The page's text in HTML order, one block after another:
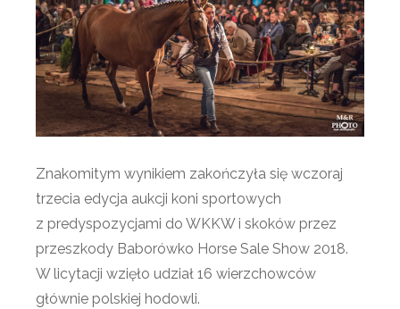
Znakomitym wynikiem zakończyła się wczoraj
trzecia edycja aukcji koni sportowych
z predyspozycjami do WKKW i skoków przez
przeszkody Baborówko Horse Sale Show 2018.
W licytacji wzięło udział 16 wierzchowców
głównie polskiej hodowli.